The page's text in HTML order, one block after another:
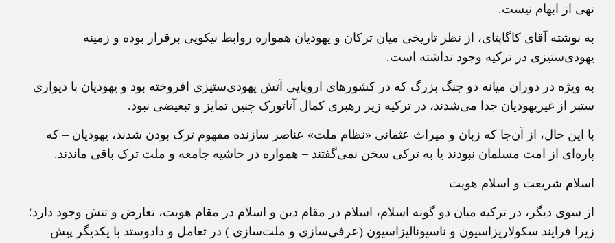
تهی از ابهام نيست.
به نوشته آقای کاگاپتای، از نظر تاريخی ميان ترکان و يهوديان همواره روابط نيکويی برقرار بوده و زمينه
يهودی‌ستيزی در ترکيه وجود نداشته است.
به ويژه در دوران ميانه دو جنگ بزرگ که در کشورهای اروپايی آتش يهودی‌ستيزی افروخته بود و يهوديان با ديواری
ستبر از غيريهوديان جدا می‌شدند، در ترکيه زير رهبری کمال آتاتورک چنين تمايز و تبعيضی نبود.
با اين حال، از آن‌جا که زبان و ميراث عثمانی «نظام ملت» عناصر سازنده مفهوم ترک بودن شدند، يهوديان – که
پاره‌ای از امت مسلمان نبودند يا به ترکی سخن نمی‌گفتند – همواره در حاشيه جامعه و ملت ترک باقی ماندند.
اسلام شريعت و اسلام هويت
از سوی ديگر، در ترکيه ميان دو گونه اسلام، اسلام در مقام دين و اسلام در مقام هويت، تعارض و تنش وجود دارد؛
زيرا فرايند سکولاريزاسيون و ناسيوناليزاسيون (عرفی‌سازی و ملت‌سازی ) در تعامل و دادوستد با يکديگر پيش